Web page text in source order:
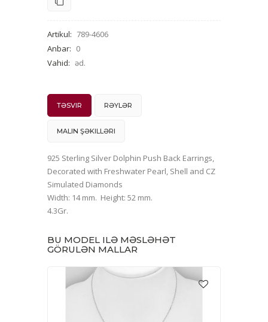
Artikul: 789-4606
Anbar: 0
Vahid: əd.
TƏSVIR RƏYLƏR
MALIN ŞƏKILLƏRI
925 Sterling Silver Dolphin Push Back Earrings,
Decorated with Freshwater Pearl, Shell and CZ
Simulated Diamonds
Width: 14 mm. Height: 52 mm.
4.3Gr.
BU MODEL ILƏ MƏSLƏHƏT
GÖRULƏN MALLAR